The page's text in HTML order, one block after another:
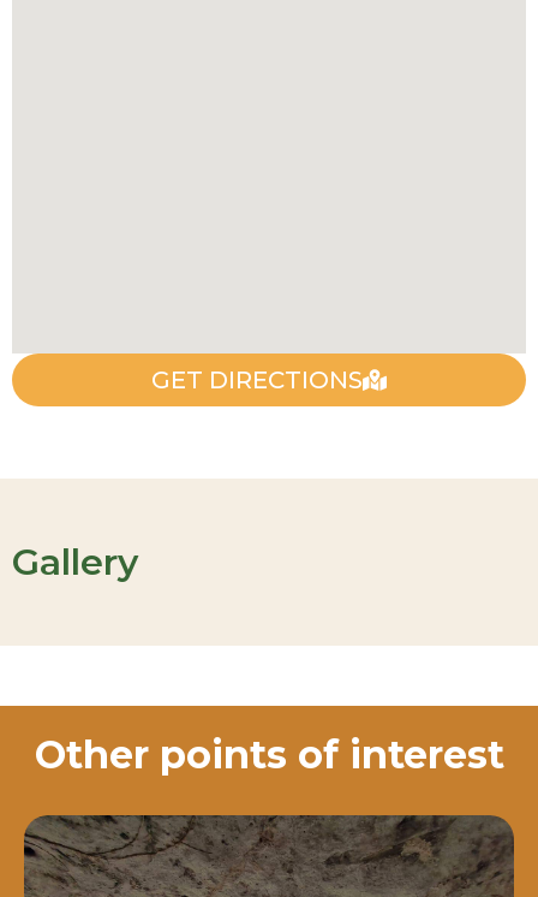
GET DIRECTIONS
Gallery
Other points of interest